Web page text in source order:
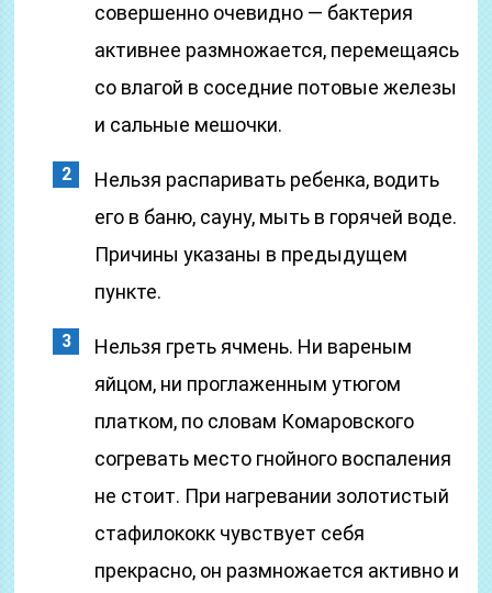
совершенно очевидно — бактерия
активнее размножается, перемещаясь
со влагой в соседние потовые железы
и сальные мешочки.
Нельзя распаривать ребенка, водить
его в баню, сауну, мыть в горячей воде.
Причины указаны в предыдущем
пункте.
Нельзя греть ячмень. Ни вареным
яйцом, ни проглаженным утюгом
платком, по словам Комаровского
согревать место гнойного воспаления
не стоит. При нагревании золотистый
стафилококк чувствует себя
прекрасно, он размножается активно и